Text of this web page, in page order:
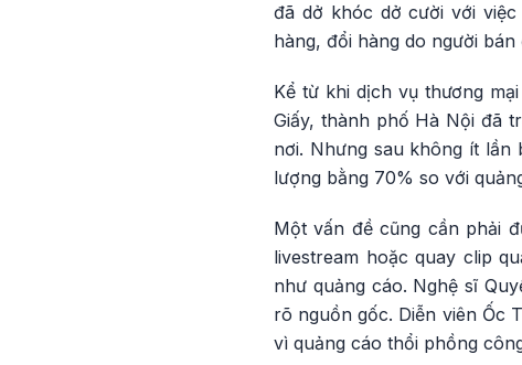
đã dở khóc dở cười với
hàng, đổi hàng do người
Kể từ khi dịch vụ thương
Giấy, thành phố Hà Nội đã
nơi. Nhưng sau không ít
lượng bằng 70% so với
Một vấn đề cũng cần phải
livestream hoặc quay clip
như quảng cáo. Nghệ sĩ
rõ nguồn gốc. Diễn viên Ốc
vì quảng cáo thổi phồng